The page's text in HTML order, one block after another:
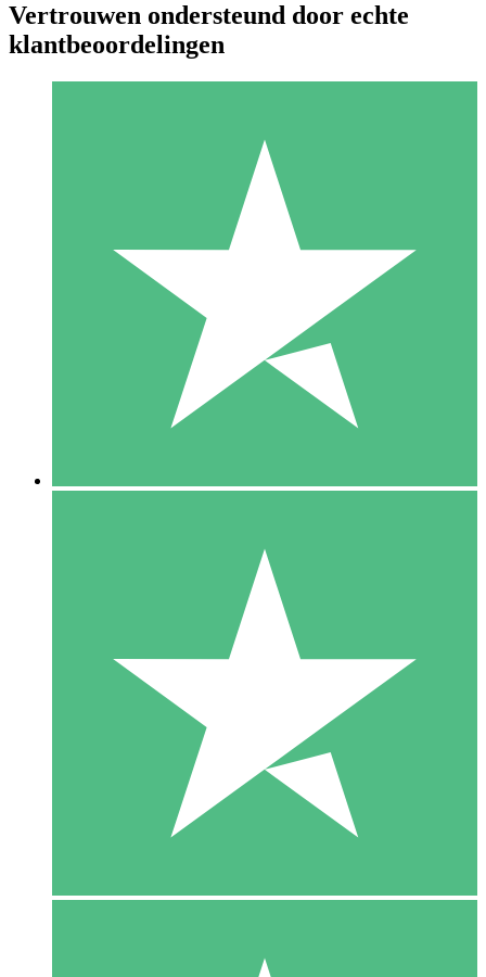
Individuele Creditpakketten
Betaal per gebruik met downloadtegoeden. Geen maandelijkse
1000
10 Downloaden
20 00
Vertrouwen ondersteund door echte
klantbeoordelingen